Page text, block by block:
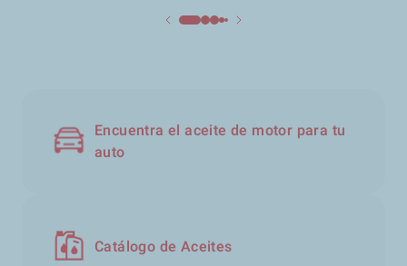
Encuentra el aceite de motor para tu
auto
Catálogo de Aceites